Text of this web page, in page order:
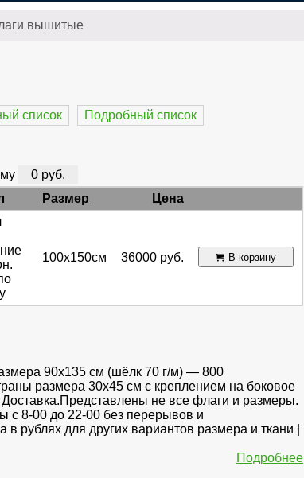
вышитые
список
Подробный список
0 руб.
Размер Цена
100х150см 36000 руб. В корзину
90х135 см (шёлк 70 г/м) — 800
размера 30x45 см с креплением на боковое
не все флаги и размеры.
с 8-00 до 22-00 без перерывов и
рублях для других вариантов размера и ткани |
Подробнее